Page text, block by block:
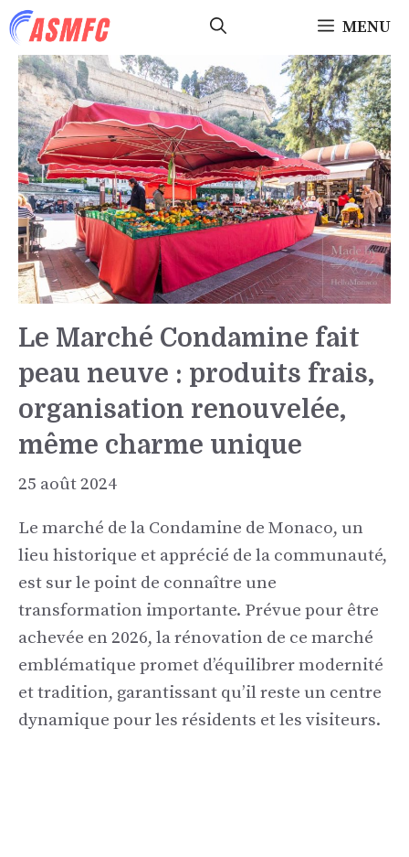
Aller
au
contenu
MENU
Le Marché Condamine fait
peau neuve : produits frais,
organisation renouvelée,
même charme unique
25 août 2024
Le marché de la Condamine de Monaco, un
lieu historique et apprécié de la communauté,
est sur le point de connaître une
transformation importante. Prévue pour être
achevée en 2026, la rénovation de ce marché
emblématique promet d’équilibrer modernité
et tradition, garantissant qu’il reste un centre
dynamique pour les résidents et les visiteurs.